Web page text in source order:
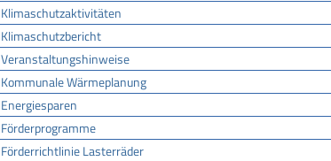
Klimaschutzaktivitäten
Klimaschutzbericht
Veranstaltungshinweise
Kommunale Wärmeplanung
Energiesparen
Förderprogramme
Förderrichtlinie Lasterräder